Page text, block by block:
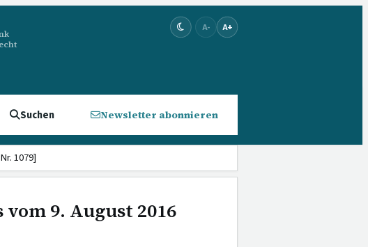
A- A+
Suchen Newsletter abonnieren
1079]
vom 9. August 2016